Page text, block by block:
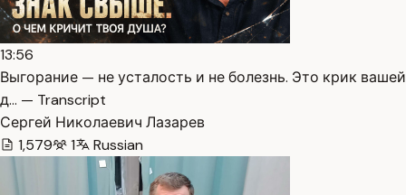
13:56
Выгорание — не усталость и не болезнь. Это крик вашей
д… — Transcript
Сергей Николаевич Лазарев
1,579
1 Russian